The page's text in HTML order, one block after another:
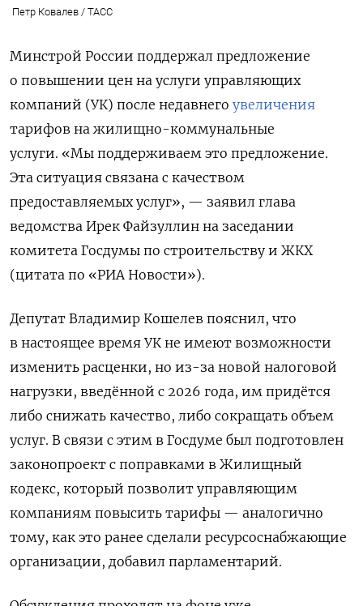
Петр Ковалев / ТАСС
Минстрой России поддержал предложение
о повышении цен на услуги управляющих
компаний (УК) после недавнего увеличения
тарифов на жилищно-коммунальные
услуги. «Мы поддерживаем это предложение.
Эта ситуация связана с качеством
предоставляемых услуг», — заявил глава
ведомства Ирек Файзуллин на заседании
комитета Госдумы по строительству и ЖКХ
(цитата по «РИА Новости»).
Депутат Владимир Кошелев пояснил, что
в настоящее время УК не имеют возможности
изменить расценки, но из-за новой налоговой
нагрузки, введённой с 2026 года, им придётся
либо снижать качество, либо сокращать объем
услуг. В связи с этим в Госдуме был подготовлен
законопроект с поправками в Жилищный
кодекс, который позволит управляющим
компаниям повысить тарифы — аналогично
тому, как это ранее сделали ресурсоснабжающие
организации, добавил парламентарий.